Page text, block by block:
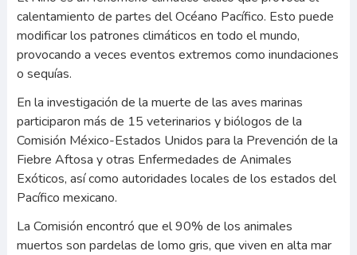
calentamiento de partes del Océano Pacífico. Esto puede
modificar los patrones climáticos en todo el mundo,
provocando a veces eventos extremos como inundaciones
o sequías.
En la investigación de la muerte de las aves marinas
participaron más de 15 veterinarios y biólogos de la
Comisión México-Estados Unidos para la Prevención de la
Fiebre Aftosa y otras Enfermedades de Animales
Exóticos, así como autoridades locales de los estados del
Pacífico mexicano.
La Comisión encontró que el 90% de los animales
muertos son pardelas de lomo gris, que viven en alta mar